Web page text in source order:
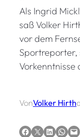
Als Ingrid
saß Volker
vor dem
Sportreporter,
VonVolker Hirth
Auf Facebook teilenAuf X teilenAuf LinkedIn teilenVia WhatsApp teilen
Via E-